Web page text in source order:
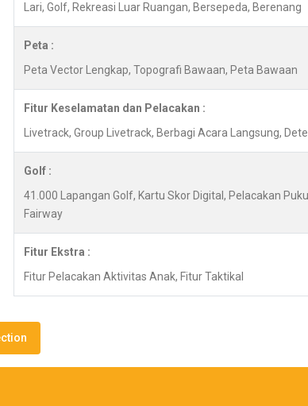
Lari, Golf, Rekreasi Luar Ruangan, Bersepeda, Berenang
Peta :
Peta Vector Lengkap, Topografi Bawaan, Peta Bawaan
Fitur Keselamatan dan Pelacakan :
Livetrack, Group Livetrack, Berbagi Acara Langsung,
Golf :
41.000 Lapangan Golf, Kartu Skor Digital, Pelacakan
Fairway
Fitur Ekstra :
Fitur Pelacakan Aktivitas Anak, Fitur Taktikal